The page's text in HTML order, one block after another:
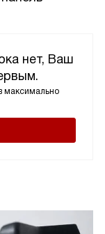
нет, Ваш
максимально